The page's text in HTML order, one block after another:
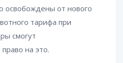
освобождены от нового
тарифа при
смогут
на это.